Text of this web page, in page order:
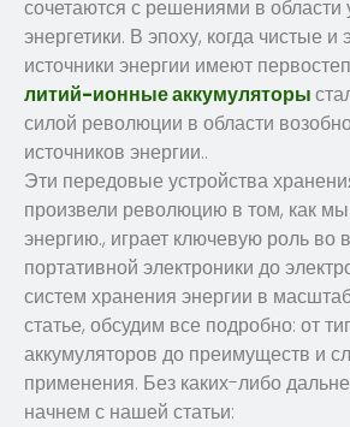
сочетаются с решениями в области
энергетики. В эпоху, когда чистые
источники энергии имеют
литий-ионные аккумуляторы
силой революции в области
источников энергии..
Эти передовые устройства
произвели революцию в том, как
энергию., играет ключевую роль во
портативной электроники до
систем хранения энергии в
статье, обсудим все подробно: от
аккумуляторов до преимуществ и
применения. Без каких-либо
начнем с нашей статьи: